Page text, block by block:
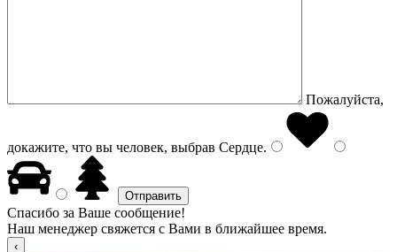
Пожалуйста,
докажите, что вы человек, выбрав Сердце.
Спасибо за Ваше сообщение!
Наш менеджер свяжется с Вами в ближайшее время.